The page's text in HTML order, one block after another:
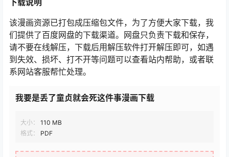
下载说明
该漫画资源已打包成压缩包文件，为了方便大家下载，我
们提供了百度网盘的下载渠道。网盘只负责下载和保存，
请不要在线解压，下载后用解压软件打开解压即可，如遇
到失效、损坏、打不开等问题可以查看站内帮助，或者联
系网站客服帮忙处理。
我要是丢了童贞就会死这件事漫画下载
大小：
110 MB
格式：
PDF